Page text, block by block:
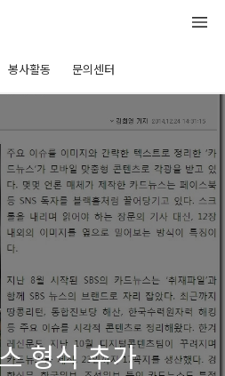
봉사활동 문의센터
형식 추가